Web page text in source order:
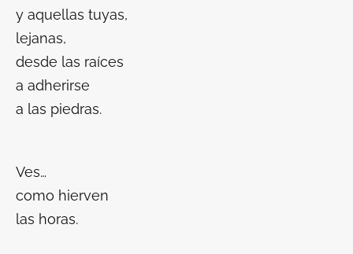
y aquellas tuyas,
lejanas,
desde las raíces
a adherirse
a las piedras.
Ves…
como hierven
las horas.